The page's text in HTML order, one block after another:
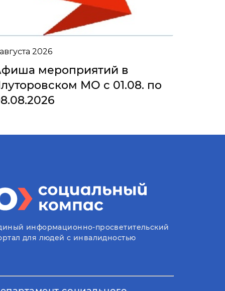
2026
мероприятий в
МО с 01.08. по
информационно-просветительский
для людей с инвалидностью